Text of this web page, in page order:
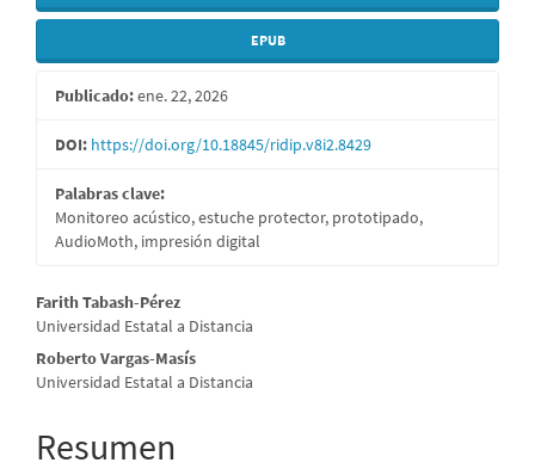
EPUB
Publicado:ene. 22, 2026
DOI: https://doi.org/10.18845/ridip.v8i2.8429
Palabras clave:
Monitoreo acústico, estuche protector, prototipado,
AudioMoth, impresión digital
Contenido
principal
del
artículo
Farith Tabash-Pérez
Universidad Estatal a Distancia
Roberto Vargas-Masís
Universidad Estatal a Distancia
Resumen